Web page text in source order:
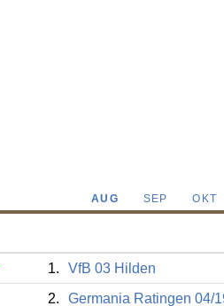
AUG SEP OKT
1. VfB 03 Hilden
2.
Germania Ratingen 04/